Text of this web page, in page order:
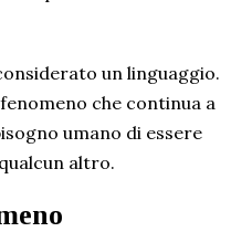
un linguaggio.
che continua a
umano di essere
altro.